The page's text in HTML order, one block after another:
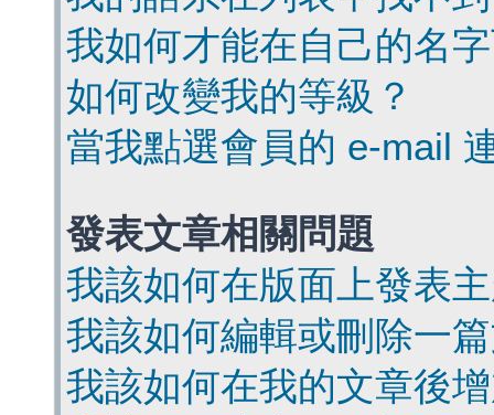
我如何才能在自己的名
如何改變我的等級？
當我點選會員的 e-mail
發表文章相關問題
我該如何在版面上發表
我該如何編輯或刪除一
我該如何在我的文章後